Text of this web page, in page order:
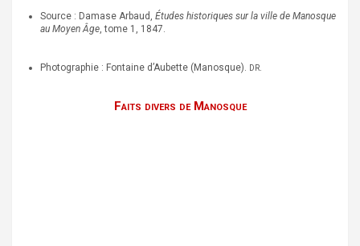
Source : Damase Arbaud, Études historiques sur la ville de Manosque
au Moyen Âge, tome 1, 1847.
Photographie : Fontaine d’Aubette (Manosque). DR.
Faits divers de Manosque